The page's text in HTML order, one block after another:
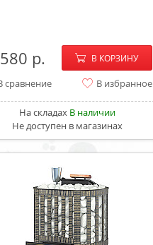
− +
В КОРЗИНУ
сравнение В избранное
На складах В наличии
Не доступен в магазинах